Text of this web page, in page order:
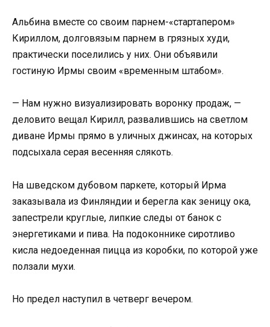
Альбина вместе со своим парнем-«стартапером»
Кириллом, долговязым парнем в грязных худи,
практически поселились у них. Они объявили
гостиную Ирмы своим «временным штабом».
— Нам нужно визуализировать воронку продаж, —
деловито вещал Кирилл, развалившись на светлом
диване Ирмы прямо в уличных джинсах, на которых
подсыхала серая весенняя слякоть.
На шведском дубовом паркете, который Ирма
заказывала из Финляндии и берегла как зеницу ока,
запестрели круглые, липкие следы от банок с
энергетиками и пива. На подоконнике сиротливо
кисла недоеденная пицца из коробки, по которой уже
ползали мухи.
Но предел наступил в четверг вечером.